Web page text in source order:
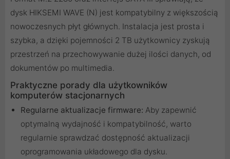
dysk HIKSEMI WAVE (N) jest kompatybilny z większością
nowoczesnych płyt głównych. Instalacja jest prosta i
szybka, a dzięki pojemności 2 TB użytkownicy zyskują
przestrzeń na przechowywanie dużej ilości danych, od
dokumentów po multimedia.
Praktyczne porady dla użytkowników
komputerów stacjonarnych
Regularne aktualizacje firmware: Aby zapewnić
optymalną wydajność i kompatybilność, warto
regularnie sprawdzać dostępność aktualizacji
oprogramowania układowego dla dysku.